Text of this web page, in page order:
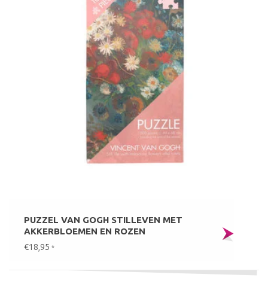
PUZZEL VAN GOGH STILLEVEN MET
AKKERBLOEMEN EN ROZEN
€18,95 *